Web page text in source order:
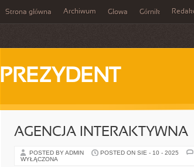
Strona główna Archiwum Głowa Górnik
PREZYDENT
AGENCJA INTERAKTYWNA
POSTED BY ADMIN POSTED ON SIE - 10 - 2025
WYŁĄCZONA